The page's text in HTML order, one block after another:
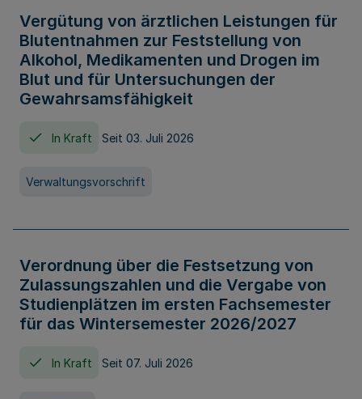
Vergütung von ärztlichen Leistungen für
Blutentnahmen zur Feststellung von
Alkohol, Medikamenten und Drogen im
Blut und für Untersuchungen der
Gewahrsamsfähigkeit
In Kraft Seit 03. Juli 2026
Verwaltungsvorschrift
Verordnung über die Festsetzung von
Zulassungszahlen und die Vergabe von
Studienplätzen im ersten Fachsemester
für das Wintersemester 2026/2027
In Kraft Seit 07. Juli 2026